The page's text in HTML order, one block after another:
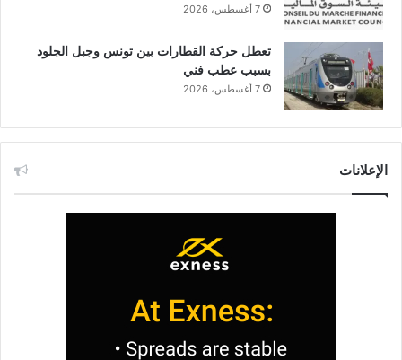
7 أغسطس، 2026
تعطل حركة القطارات بين تونس وجبل الجلود
بسبب عطب فني
7 أغسطس، 2026
الإعلانات